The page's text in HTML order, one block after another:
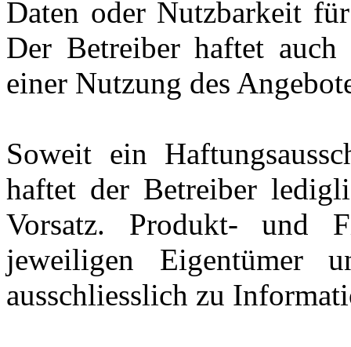
Daten oder Nutzbarkeit
Der Betreiber haftet
einer Nutzung des
Soweit ein
haftet der Betreiber
Vorsatz. Produkt- und
jeweiligen Eigentümer
ausschliesslich zu